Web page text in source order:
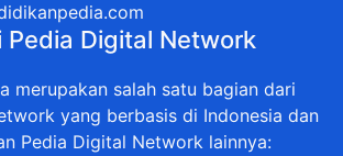
Pedia Digital Network
merupakan salah satu bagian dari
yang berbasis di Indonesia dan
Pedia Digital Network lainnya: